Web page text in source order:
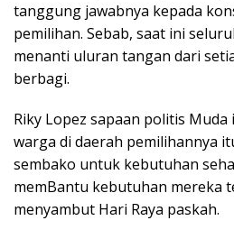
tanggung jawabnya kepada
pemilihan. Sebab, saat ini
menanti uluran tangan dari
berbagi.
Riky Lopez sapaan politis
warga di daerah pemilihannya
sembako untuk kebutuhan
memBantu kebutuhan mereka
menyambut Hari Raya paskah.